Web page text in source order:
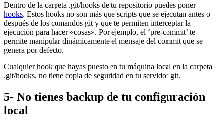
Dentro de la carpeta .git/hooks de tu repositorio puedes poner
hooks. Estos hooks no son más que scripts que se ejecutan antes o
después de los comandos git y que te permiten interceptar la
ejecución para hacer «cosas». Por ejemplo, el ‘pre-commit’ te
permite manipular dinámicamente el mensaje del commit que se
genera por defecto.
Cualquier hook que hayas puesto en tu máquina local en la carpeta
.git/hooks, no tiene copia de seguridad en tu servidor git.
5- No tienes backup de tu configuración
local